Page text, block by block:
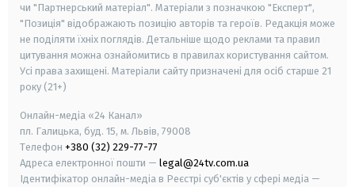
чи "Партнерський матеріал". Матеріали з позначкою "Експерт",
"Позиція" відображають позицію авторів та героїв. Редакція може
не поділяти їхніх поглядів. Детальніше щодо реклами та правил
цитування можна ознайомитись в правилах користування сайтом.
Усі права захищені. Матеріали сайту призначені для осіб старше 21
року (21+)
Онлайн-медіа «24 Канал»
пл. Галицька, буд. 15, м. Львів, 79008
Телефон +380 (32) 229-77-77
Адреса електронної пошти — legal@24tv.com.ua
Ідентифікатор онлайн-медіа в Реєстрі суб'єктів у сфері медіа —